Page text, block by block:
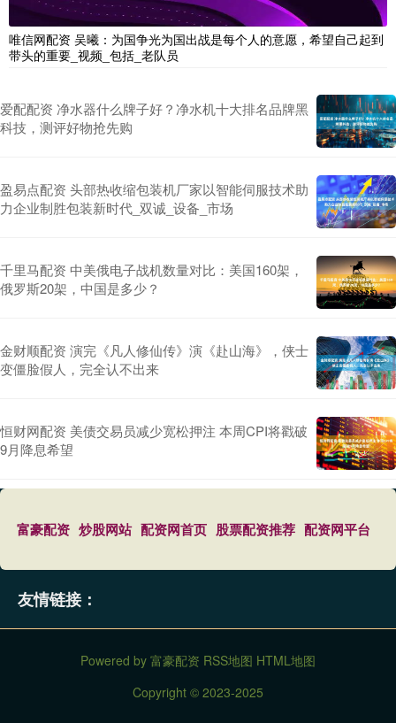
唯信网配资 吴曦：为国争光为国出战是每个人的意愿，希望自己起到
带头的重要_视频_包括_老队员
爱配配资 净水器什么牌子好？净水机十大排名品牌黑
科技，测评好物抢先购
盈易点配资 头部热收缩包装机厂家以智能伺服技术助
力企业制胜包装新时代_双诚_设备_市场
千里马配资 中美俄电子战机数量对比：美国160架，
俄罗斯20架，中国是多少？
金财顺配资 演完《凡人修仙传》演《赴山海》，侠士
变僵脸假人，完全认不出来
恒财网配资 美债交易员减少宽松押注 本周CPI将戳破
9月降息希望
富豪配资 炒股网站 配资网首页 股票配资推荐 配资网平台
友情链接：
Powered by 富豪配资 RSS地图 HTML地图
Copyright © 2023-2025